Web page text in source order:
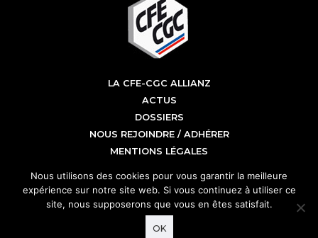
LA CFE-CGC ALLIANZ
ACTUS
DOSSIERS
NOUS REJOINDRE / ADHÉRER
MENTIONS LÉGALES
Tour Allianz One
1 cours Michelet
92076 Paris La Défense
Nous utilisons des cookies pour vous garantir la meilleure
expérience sur notre site web. Si vous continuez à utiliser ce
site, nous supposerons que vous en êtes satisfait.
OK